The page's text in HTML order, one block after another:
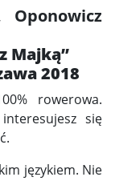
Oponowicz
Majką”
2018
rowerowa.
się
językiem. Nie